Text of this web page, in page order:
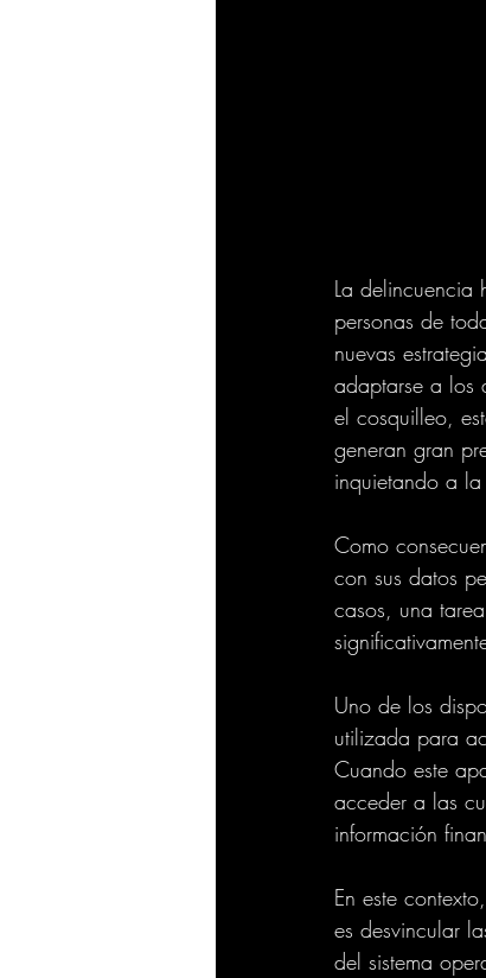
La delincuencia
personas de
nuevas
adaptarse a los
el cosquilleo,
generan gran
inquietando a
Como
con sus datos
casos, una
Uno de los
utilizada para
Cuando este
acceder a las
información
En este
es desvincular
del sistema